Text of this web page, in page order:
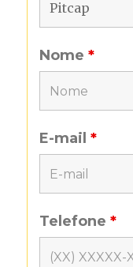
Nome*
E-mail*
Telefone*